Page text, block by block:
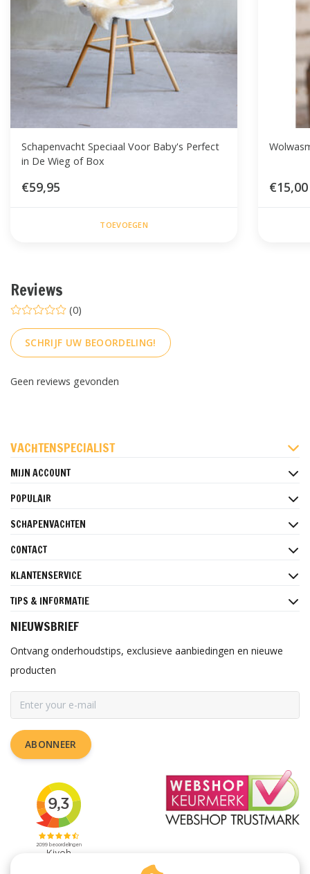
Schapenvacht Speciaal Voor Baby's Perfect
in De Wieg of Box
€59,95
TOEVOEGEN
€15,00
Reviews
(0)
SCHRIJF UW BEOORDELING!
Geen reviews gevonden
VACHTENSPECIALIST
MIJN ACCOUNT
POPULAIR
SCHAPENVACHTEN
CONTACT
KLANTENSERVICE
TIPS & INFORMATIE
NIEUWSBRIEF
Ontvang onderhoudstips, exclusieve aanbiedingen en nieuwe
producten
ABONNEER